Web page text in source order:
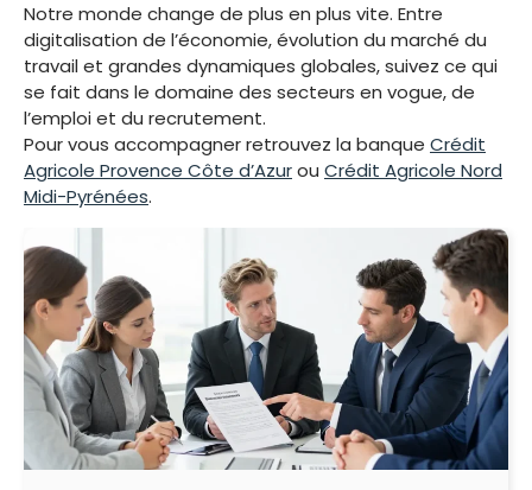
Notre monde change de plus en plus vite. Entre
digitalisation de l’économie, évolution du marché du
travail et grandes dynamiques globales, suivez ce qui
se fait dans le domaine des secteurs en vogue, de
l’emploi et du recrutement.
Pour vous accompagner retrouvez la banque Crédit
Agricole Provence Côte d’Azurou Crédit Agricole Nord
Midi-Pyrénées.